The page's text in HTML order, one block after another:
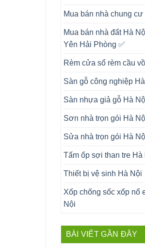
Mua bán nhà chung
Mua bán nhà đất Hà
Yên Hải Phòng ✅
Rèm cửa sổ rèm cầu
Sàn gỗ công nghiệp
Sàn nhựa giả gỗ Hà
Sơn nhà trọn gói Hà
Sửa nhà trọn gói Hà
Tấm ốp sợi than tre Hà
Thiết bị vệ sinh Hà Nội
Xốp chống sốc xốp nổ
Nội
BÀI VIẾT GẦN ĐÂY